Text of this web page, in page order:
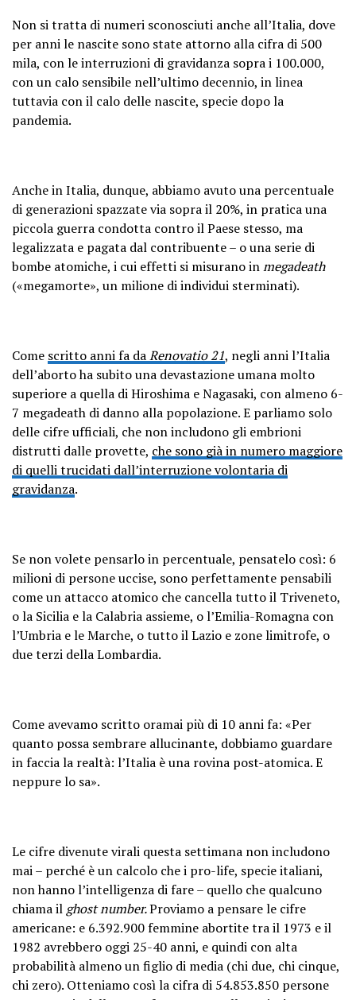
Non si tratta di numeri sconosciuti anche all’Italia, dove
per anni le nascite sono state attorno alla cifra di 500
mila, con le interruzioni di gravidanza sopra i 100.000,
con un calo sensibile nell’ultimo decennio, in linea
tuttavia con il calo delle nascite, specie dopo la
pandemia.
Anche in Italia, dunque, abbiamo avuto una percentuale
di generazioni spazzate via sopra il 20%, in pratica una
piccola guerra condotta contro il Paese stesso, ma
legalizzata e pagata dal contribuente – o una serie di
bombe atomiche, i cui effetti si misurano inmegadeath
(«megamorte», un milione di individui sterminati).
Come scritto anni fa daRenovatio 21, negli anni l’Italia
dell’aborto ha subito una devastazione umana molto
superiore a quella di Hiroshima e Nagasaki, con almeno 6-
7 megadeath di danno alla popolazione. E parliamo solo
delle cifre ufficiali, che non includono gli embrioni
distrutti dalle provette, che sono già in numero maggiore
di quelli trucidati dall’interruzione volontaria di
gravidanza.
Se non volete pensarlo in percentuale, pensatelo così: 6
milioni di persone uccise, sono perfettamente pensabili
come un attacco atomico che cancella tutto il Triveneto,
o la Sicilia e la Calabria assieme, o l’Emilia-Romagna con
l’Umbria e le Marche, o tutto il Lazio e zone limitrofe, o
due terzi della Lombardia.
Come avevamo scritto oramai più di 10 anni fa: «Per
quanto possa sembrare allucinante, dobbiamo guardare
in faccia la realtà: l’Italia è una rovina post-atomica. E
neppure lo sa».
Le cifre divenute virali questa settimana non includono
mai – perché è un calcolo che i pro-life, specie italiani,
non hanno l’intelligenza di fare – quello che qualcuno
chiama il ghost number.Proviamo a pensare le cifre
americane: e 6.392.900 femmine abortite tra il 1973 e il
1982 avrebbero oggi 25-40 anni, e quindi con alta
probabilità almeno un figlio di media (chi due, chi cinque,
chi zero). Otteniamo così la cifra di 54.853.850 persone